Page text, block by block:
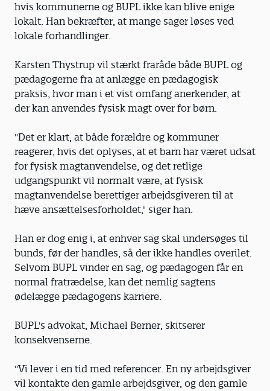
hvis kommunerne og BUPL ikke kan blive enige
lokalt. Han bekræfter, at mange sager løses ved
lokale forhandlinger.
Karsten Thystrup vil stærkt fraråde både BUPL og
pædagogerne fra at anlægge en pædagogisk
praksis, hvor man i et vist omfang anerkender, at
der kan anvendes fysisk magt over for børn.
"Det er klart, at både forældre og kommuner
reagerer, hvis det oplyses, at et barn har været udsat
for fysisk magtanvendelse, og det retlige
udgangspunkt vil normalt være, at fysisk
magtanvendelse berettiger arbejdsgiveren til at
hæve ansættelsesforholdet," siger han.
Han er dog enig i, at enhver sag skal undersøges til
bunds, før der handles, så der ikke handles overilet.
Selvom BUPL vinder en sag, og pædagogen får en
normal fratrædelse, kan det nemlig sagtens
ødelægge pædagogens karriere.
BUPL's advokat, Michael Berner, skitserer
konsekvenserne.
"Vi lever i en tid med referencer. En ny arbejdsgiver
vil kontakte den gamle arbejdsgiver, og den gamle